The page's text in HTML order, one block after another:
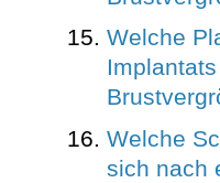
Welche
Welche
sich nach